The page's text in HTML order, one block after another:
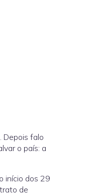
Depois falo
o país: a
início dos 29
de